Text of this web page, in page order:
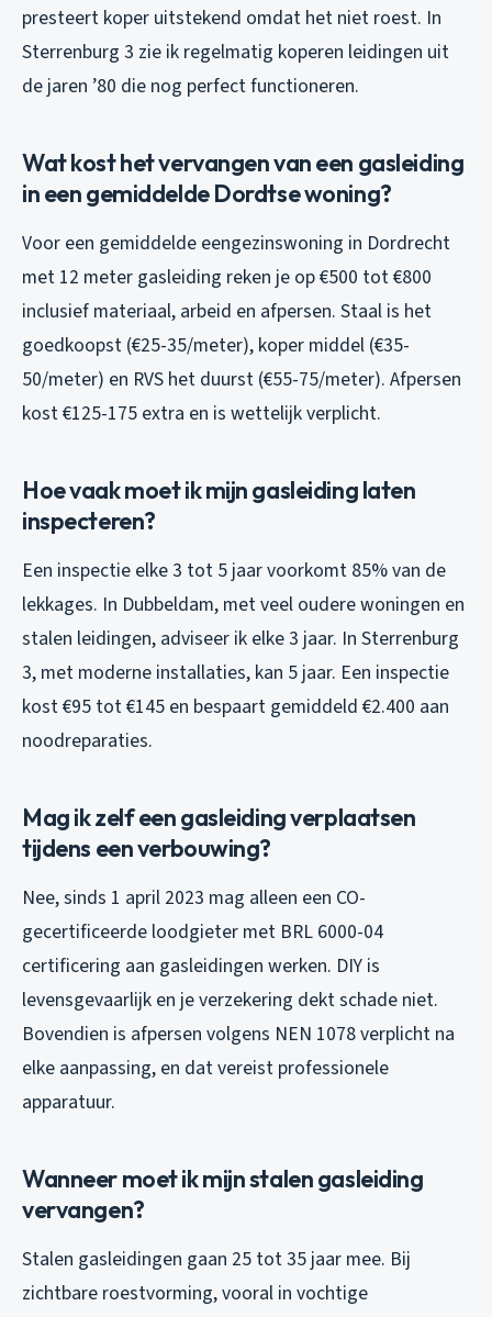
presteert koper uitstekend omdat het niet roest. In
Sterrenburg 3 zie ik regelmatig koperen leidingen uit
de jaren ’80 die nog perfect functioneren.
Wat kost het vervangen van een gasleiding
in een gemiddelde Dordtse woning?
Voor een gemiddelde eengezinswoning in Dordrecht
met 12 meter gasleiding reken je op €500 tot €800
inclusief materiaal, arbeid en afpersen. Staal is het
goedkoopst (€25-35/meter), koper middel (€35-
50/meter) en RVS het duurst (€55-75/meter). Afpersen
kost €125-175 extra en is wettelijk verplicht.
Hoe vaak moet ik mijn gasleiding laten
inspecteren?
Een inspectie elke 3 tot 5 jaar voorkomt 85% van de
lekkages. In Dubbeldam, met veel oudere woningen en
stalen leidingen, adviseer ik elke 3 jaar. In Sterrenburg
3, met moderne installaties, kan 5 jaar. Een inspectie
kost €95 tot €145 en bespaart gemiddeld €2.400 aan
noodreparaties.
Mag ik zelf een gasleiding verplaatsen
tijdens een verbouwing?
Nee, sinds 1 april 2023 mag alleen een CO-
gecertificeerde loodgieter met BRL 6000-04
certificering aan gasleidingen werken. DIY is
levensgevaarlijk en je verzekering dekt schade niet.
Bovendien is afpersen volgens NEN 1078 verplicht na
elke aanpassing, en dat vereist professionele
apparatuur.
Wanneer moet ik mijn stalen gasleiding
vervangen?
Stalen gasleidingen gaan 25 tot 35 jaar mee. Bij
zichtbare roestvorming, vooral in vochtige